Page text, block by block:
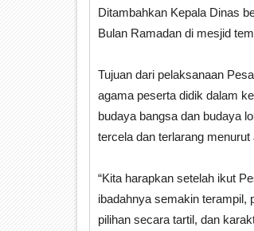
Ditambahkan Kepala Dinas
Bulan Ramadan di mesjid
Tujuan dari pelaksanaan
agama peserta didik dalam
budaya bangsa dan budaya
tercela dan terlarang
“Kita harapkan setelah ikut
ibadahnya semakin terampil,
pilihan secara tartil, dan